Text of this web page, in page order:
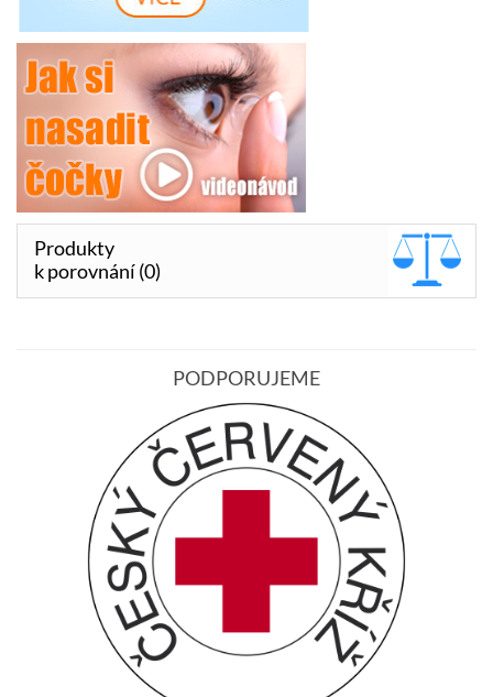
Produkty
k porovnání (0)
PODPORUJEME